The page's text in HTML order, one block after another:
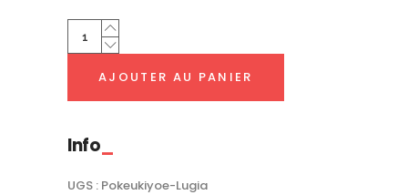
|
PokéUkiyoe
AJOUTER AU PANIER
Info
UGS : Pokeukiyoe-Lugia